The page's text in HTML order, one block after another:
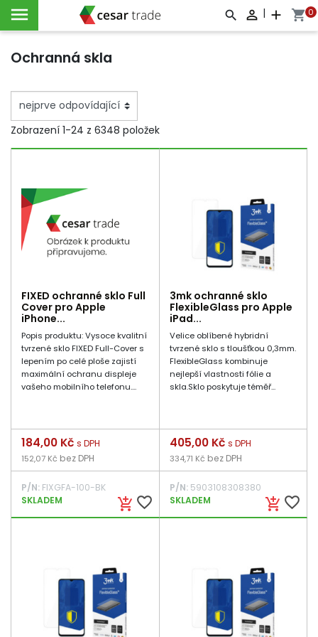
   | add shopping_cart0
Ochranná skla
Zobrazení 1-24 z 6348 položek
FIXED ochranné sklo Full
Cover pro Apple
iPhone...
Popis produktu: Vysoce kvalitní
tvrzené sklo FIXED Full-Cover s
lepením po celé ploše zajistí
maximální ochranu displeje
vašeho mobilního telefonu....
add_shopping_cart favorite_border
Cena
184,00 Kč s DPH
152,07 Kč bez DPH
P/N: FIXGFA-100-BK
SKLADEM
3mk ochranné sklo
FlexibleGlass pro Apple
iPad...
Velice oblíbené hybridní
tvrzené sklo s tloušťkou 0,3mm.
FlexibleGlass kombinuje
nejlepší vlastnosti fólie a
skla.Sklo poskytuje téměř...
add_shopping_cart favorite_border
Cena
405,00 Kč s DPH
334,71 Kč bez DPH
P/N:5903108308380
SKLADEM